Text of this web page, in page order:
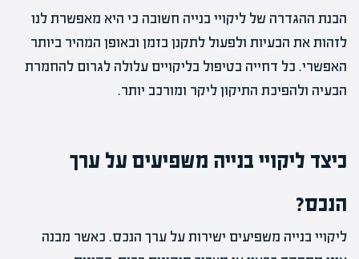
הבנת ההגדרה של ליקויי בנייה חשובה כי היא מאפשרת לנו
לזהות את הבעיות ולפעול לתקנן בזמן ובאופן המהיר ביותר
האפשרי. כל דחייה בטיפול בליקויים עלולה לגרום להחמרת
הבעיה ולהפיכת התיקון ליקר ומורכב יותר.
כיצד ליקויי בנייה משפיעים על ערך
הנכס?
ליקויי בנייה משפיעים ישירות על ערך הנכס. כאשר מבנה